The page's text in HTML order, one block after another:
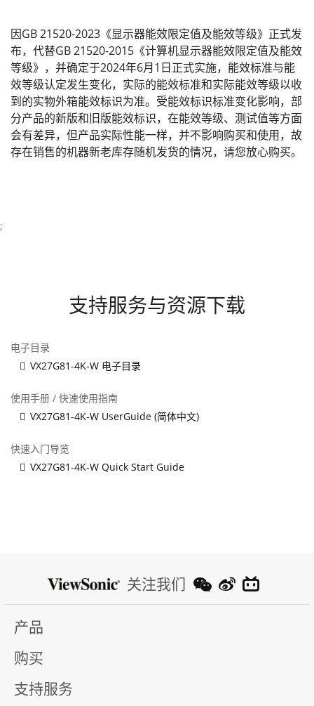
因GB 21520-2023《显示器能效限定值及能效等级》正式发
布，代替GB 21520-2015《计算机显示器能效限定值及能效
等级》，并确定于2024年6月1日正式实施，能效标准与能
效等级认定发生变化，实际的能效标准和实际能效等级以收
到的实物外箱能效标识为准。受能效标识标准变化影响，部
分产品的新版和旧版能效标识，在能效等级、测试值等方面
会有差异，但产品实际性能一样，并不影响购买和使用，故
存在销售的机器新老库存随机发货的情况，请您放心购买。
;
支持服务与资源下载
电子目录
VX27G81-4K-W 电子目录
使用手册 / 快速使用指南
VX27G81-4K-W UserGuide (简体中文)
快速入门导览
VX27G81-4K-W Quick Start Guide
关注我们
产品
购买
支持服务